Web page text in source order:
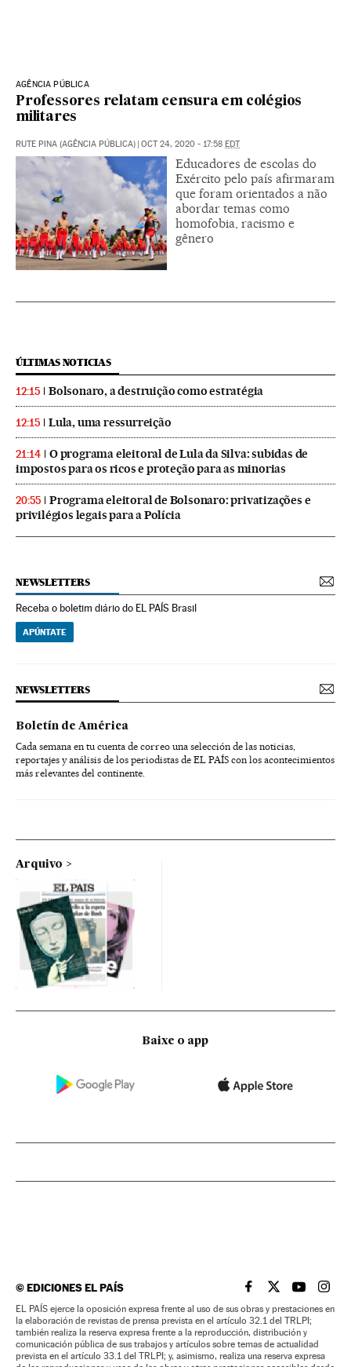
AGÊNCIA PÚBLICA
Professores relatam censura em colégios
militares
RUTE PINA (AGÊNCIA PÚBLICA) | OCT 24, 2020 - 17:58 EDT
Educadores de escolas do
Exército pelo país afirmaram
que foram orientados a não
abordar temas como
homofobia, racismo e
gênero
ÚLTIMAS NOTICIAS
12:15 Bolsonaro, a destruição como estratégia
12:15 Lula, uma ressurreição
21:14
O programa eleitoral de Lula da Silva: subidas de
impostos para os ricos e proteção para as minorias
20:55
Programa eleitoral de Bolsonaro: privatizações e
privilégios legais para a Polícia
NEWSLETTERS
Receba o boletim diário do EL PAÍS Brasil
APÚNTATE
NEWSLETTERS
Boletín de América
Cada semana en tu cuenta de correo una selección de las noticias,
reportajes y análisis de los periodistas de EL PAÍS con los acontecimientos
más relevantes del continente.
Arquivo
Baixe o app
©EDICIONES EL PAÍS EL PAÍS BRASIL EN
EL PAÍSEL PAÍS
EL
EL PAÍS ejerce la oposición expresa frente al uso de sus obras y prestaciones en
la elaboración de revistas de prensa prevista en el artículo 32.1 del TRLPI;
también realiza la reserva expresa frente a la reproducción, distribución y
comunicación pública de sus trabajos y artículos sobre temas de actualidad
prevista en el artículo 33.1 del TRLPI; y, asimismo, realiza una reserva expresa